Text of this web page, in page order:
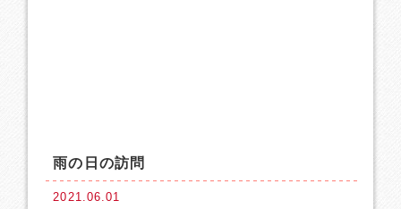
雨の日の訪問
2021.06.01